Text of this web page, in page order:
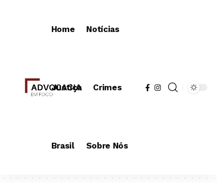
Home Notícias
Justiça Crimes
Brasil Sobre Nós